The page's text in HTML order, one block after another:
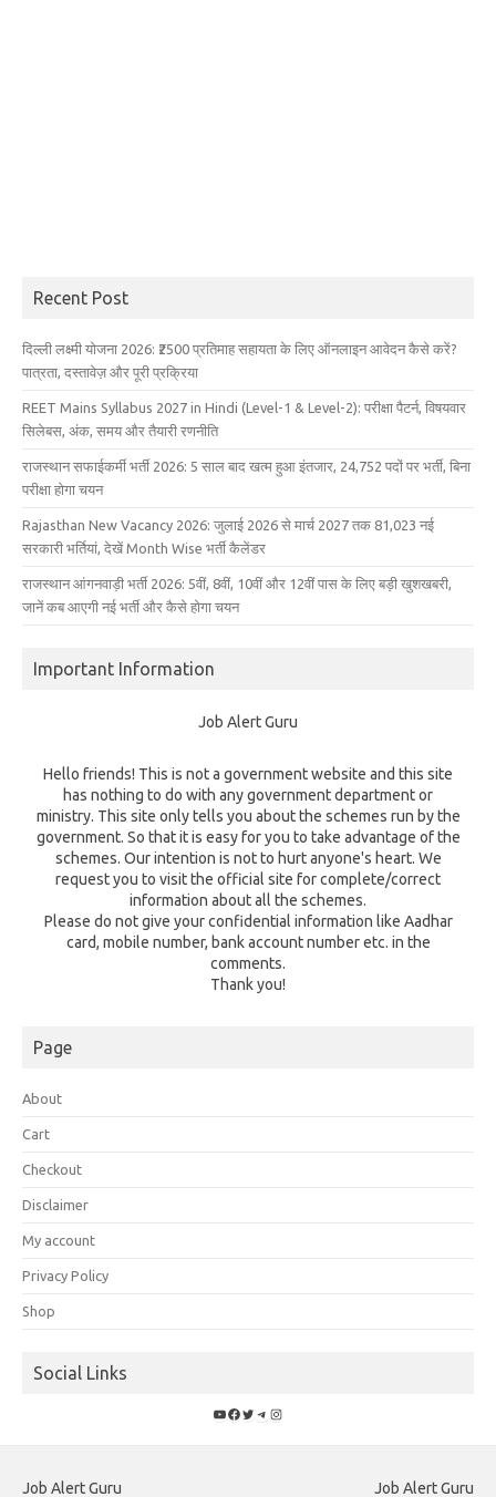
Recent Post
दिल्ली लक्ष्मी योजना 2026: ₹2500 प्रतिमाह सहायता के लिए ऑनलाइन आवेदन कैसे करें?
पात्रता, दस्तावेज़ और पूरी प्रक्रिया
REET Mains Syllabus 2027 in Hindi (Level-1 & Level-2): परीक्षा पैटर्न, विषयवार
सिलेबस, अंक, समय और तैयारी रणनीति
राजस्थान सफाईकर्मी भर्ती 2026: 5 साल बाद खत्म हुआ इंतजार, 24,752 पदों पर भर्ती, बिना
परीक्षा होगा चयन
Rajasthan New Vacancy 2026: जुलाई 2026 से मार्च 2027 तक 81,023 नई
सरकारी भर्तियां, देखें Month Wise भर्ती कैलेंडर
राजस्थान आंगनवाड़ी भर्ती 2026: 5वीं, 8वीं, 10वीं और 12वीं पास के लिए बड़ी खुशखबरी,
जानें कब आएगी नई भर्ती और कैसे होगा चयन
Important Information
Job Alert Guru
Hello friends! This is not a government website and this site
has nothing to do with any government department or
ministry. This site only tells you about the schemes run by the
government. So that it is easy for you to take advantage of the
schemes. Our intention is not to hurt anyone's heart. We
request you to visit the official site for complete/correct
information about all the schemes.
Please do not give your confidential information like Aadhar
card, mobile number, bank account number etc. in the
comments.
Thank you!
Page
About
Cart
Checkout
Disclaimer
My account
Privacy Policy
Shop
Social Links
YouTube
Facebook
Twitter
Telegram
Instagram
Job Alert Guru Job Alert Guru